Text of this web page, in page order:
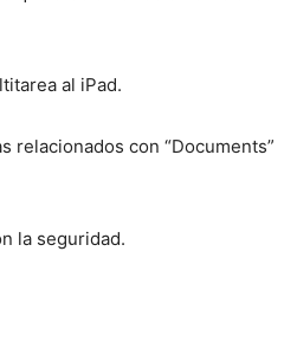
al iPad.
relacionados con “Documents”
la seguridad.